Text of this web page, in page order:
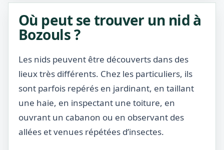
Où peut se trouver un nid à
Bozouls ?
Les nids peuvent être découverts dans des
lieux très différents. Chez les particuliers, ils
sont parfois repérés en jardinant, en taillant
une haie, en inspectant une toiture, en
ouvrant un cabanon ou en observant des
allées et venues répétées d’insectes.